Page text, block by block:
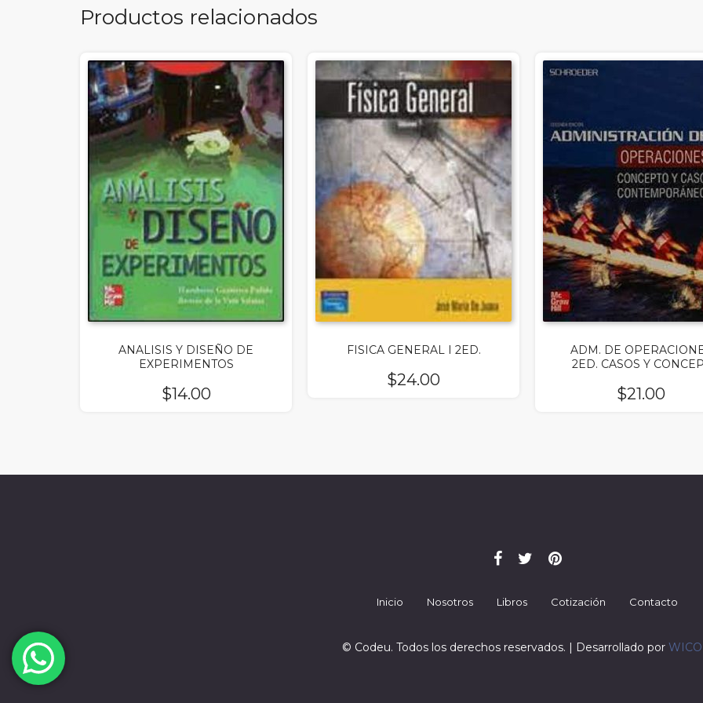
Productos relacionados
ANALISIS Y DISEÑO DE
EXPERIMENTOS
$14.00
FISICA GENERAL I 2ED.
$24.00
ADM. DE
2ED. CASOS Y
$21.00
Inicio Nosotros Libros Cotización Contacto
© Codeu. Todos los derechos reservados. | Desarrollado por